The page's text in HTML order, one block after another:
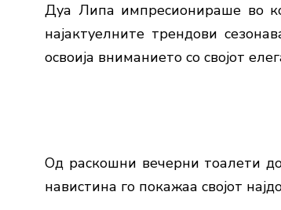
Дуа Липа импресионираше во
најактуелните трендови
освоија вниманието со својот
Од раскошни вечерни тоалети
навистина го покажаа својот